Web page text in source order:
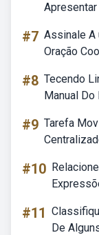
#7 Assinale A
Oração
#8 Tecendo
Manual
#9 Tarefa
#10
#11
De